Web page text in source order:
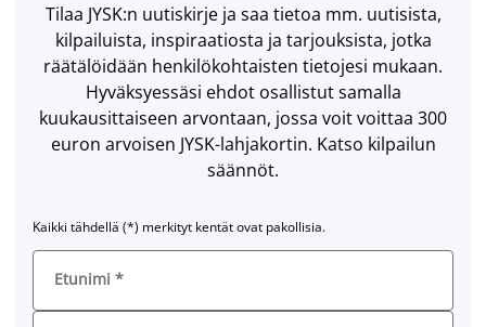
Tilaa JYSK:n uutiskirje ja saa tietoa mm. uutisista,
kilpailuista, inspiraatiosta ja tarjouksista, jotka
räätälöidään henkilökohtaisten tietojesi mukaan.
Hyväksyessäsi ehdot osallistut samalla
kuukausittaiseen arvontaan, jossa voit voittaa 300
euron arvoisen JYSK-lahjakortin. Katso kilpailun
säännöt.
Kaikki tähdellä (*) merkityt kentät ovat pakollisia.
Etunimi *